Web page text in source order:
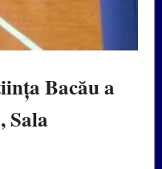
Bacău a
Sala